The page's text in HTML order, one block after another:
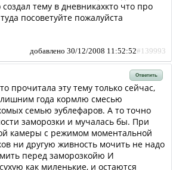
тему в дневникахкто что про
посоветуйте пожалуйста
добавлено 30/12/2008 11:52:52#139993
Ответить
прочитала эту тему только сейчас,
лишним года кормлю смесью
семью эублефаров. А то точно
заморозки и мучалась бы. При
камеры с режимом моментальной
ни другую живность мочить не надо
перед заморозкойю И
как миленькие, и остаются